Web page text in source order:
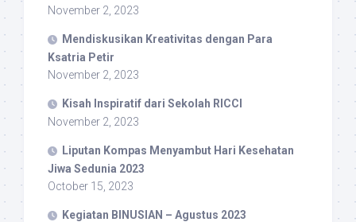
November 2, 2023
Mendiskusikan Kreativitas dengan Para
Ksatria Petir
November 2, 2023
Kisah Inspiratif dari Sekolah RICCI
November 2, 2023
Liputan Kompas Menyambut Hari Kesehatan
Jiwa Sedunia 2023
October 15, 2023
Kegiatan BINUSIAN – Agustus 2023